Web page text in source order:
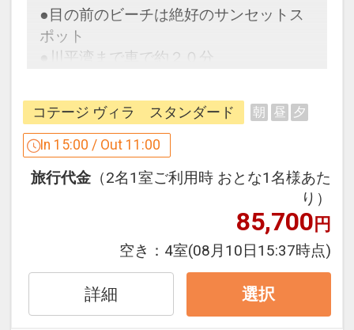
石垣島最大級のウォータースライダー
や、キッズの好奇心をくすぐる仕掛け満
営業時間【スプラッシュパーク】9:00～
18:00（7～8月：～19:00）
【キッズプール】9:00～20:00
※営業時間や内容は予告なく変更となる
プールのご案内
★ビーチサイドプール
フサキビーチに沿って配された、3つの
レイヤーが美しい紺碧色のプール。デッ
●目の前のビーチは絶好のサンセットス
ポット
●川平湾まで車で約２０分
フサキビーチのご案内
★フサキビーチ
リゾートホテルで随一の美しい天然ビー
どりの熱帯魚が。
[夏季] 3月1日～10月31日 9:00～
17:30（6～9月：～18:30）
[冬季] 11月～2月末 9:00～17:00
※マリンメニュー：冬季は前日までのご
コテージ ヴィラ スタンダード 朝 昼 夕
In 15:00 / Out 11:00
旅行代金 （2名1室ご利用時 おとな1名様あた
り）
85,700円
空き： 4室(08月10日15:37時点)
詳細 選択